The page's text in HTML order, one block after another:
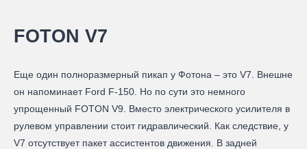
FOTON V7
Еще один полноразмерный пикап у Фотона – это V7. Внешне
он напоминает Ford F‑150. Но по сути это немного
упрощенный FOTON V9. Вместо электрического усилителя в
рулевом управлении стоит гидравлический. Как следствие, у
V7 отсутствует пакет ассистентов движения. В задней